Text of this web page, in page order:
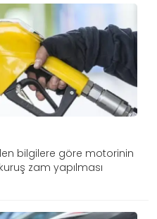
bilgilere göre motorinin
zam yapılması